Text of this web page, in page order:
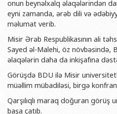
BDU-nun məzunları
Fəxri doktorlarımız
BDU-da təhsil
BDU-da tədris olunan ixtisaslar
Universitet tarixinin ən mühüm
onun beynəlxalq əlaqələrindən
eyni zamanda, ərəb dili və
məlumat verib.
Misir Ərəb Respublikasının ali
Sayed əl-Malehi, öz növbəsində,
əlaqələrin daha da inkişafına
Görüşdə BDU ilə Misir
müəllim mübadiləsi, birgə
Qarşılıqlı maraq doğuran
başa çatıb.